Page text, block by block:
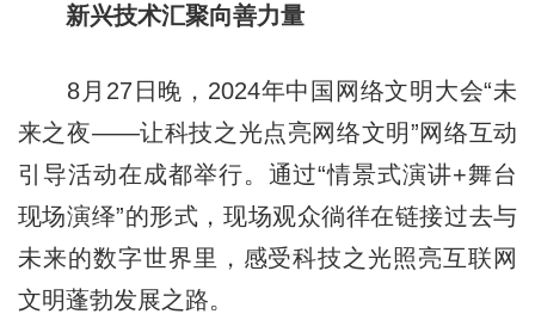
新兴技术汇聚向善力量
8月27日晚，2024年中国网络文明大会“未
来之夜——让科技之光点亮网络文明”网络互动
引导活动在成都举行。通过“情景式演讲+舞台
现场演绎”的形式，现场观众徜徉在链接过去与
未来的数字世界里，感受科技之光照亮互联网
文明蓬勃发展之路。